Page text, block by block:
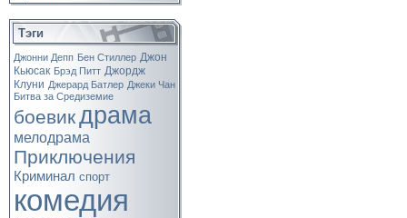
Тэги
Джонни Депп Бен Стиллер Джон
Кьюсак Брэд Питт Джордж
Клуни Джерард Батлер Джеки Чан
Битва за Средиземие
боевикдрама
мелодрама
Приключения
Криминал спорт
комедия